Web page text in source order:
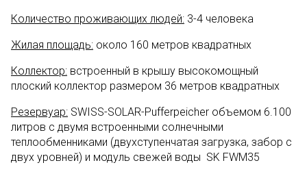
Количество проживающих людей: 3-4 человека
Жилая площадь: около 160 метров квадратных
Коллектор: встроенный в крышу высокомощный
плоский коллектор размером 36 метров квадратных
Резервуар: SWISS-SOLAR-Pufferpeicher объемом 6.100
литров с двумя встроенными солнечными
теплообменниками (двухступенчатая загрузка, забор с
двух уровней) и модуль свежей воды SK FWM35